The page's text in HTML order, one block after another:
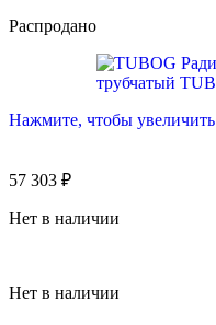
Распродано
Нажмите, чтобы увеличить
57 303 ₽
Нет в наличии
Нет в наличии